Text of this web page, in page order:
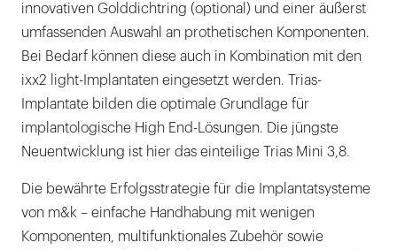
innovativen Golddichtring (optional) und einer äußerst
umfassenden Auswahl an prothetischen Komponenten.
Bei Bedarf können diese auch in Kombination mit den
ixx2 light-Implantaten eingesetzt werden. Trias-
Implantate bilden die optimale Grundlage für
implantologische High End-Lösungen. Die jüngste
Neuentwicklung ist hier das einteilige Trias Mini 3,8.
Die bewährte Erfolgsstrategie für die Implantatsysteme
von m&k – einfache Handhabung mit wenigen
Komponenten, multifunktionales Zubehör sowie